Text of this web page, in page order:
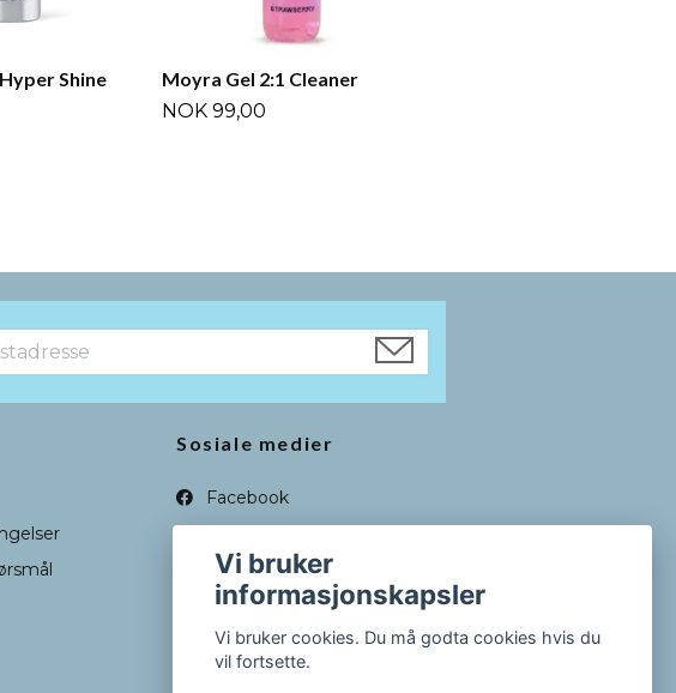
Shine
Moyra Gel 2:1 Cleaner
NOK 99,00
Sosiale medier
Facebook
Vi bruker
informasjonskapsler
Vi bruker cookies. Du må godta cookies hvis du
vil fortsette.